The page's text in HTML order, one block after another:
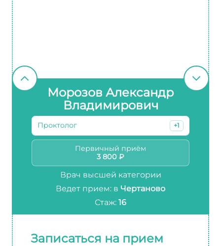
Морозов Александр
Владимирович
Проктолог +1
Первичный приём
3 800 ₽
Врач высшей категории
Ведет прием: в Чертаново
Стаж: 16
Записаться на прием